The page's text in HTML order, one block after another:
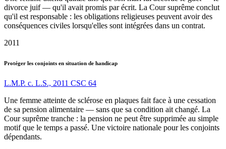
divorce juif — qu'il avait promis par écrit. La Cour suprême conclut
qu'il est responsable : les obligations religieuses peuvent avoir des
conséquences civiles lorsqu'elles sont intégrées dans un contrat.
2011
Protéger les conjoints en situation de handicap
L.M.P. c. L.S., 2011 CSC 64
Une femme atteinte de sclérose en plaques fait face à une cessation
de sa pension alimentaire — sans que sa condition ait changé. La
Cour suprême tranche : la pension ne peut être supprimée au simple
motif que le temps a passé. Une victoire nationale pour les conjoints
dépendants.